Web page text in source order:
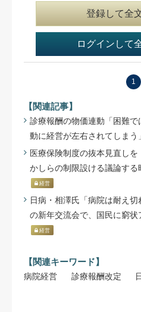
登録して全
ログインして
1
【関連記事】
診療報酬の物価連動「困難
動に経営が左右されてしま
医療保険制度の抜本見直し
かしらの制限設ける議論す
経営
日病・相澤氏「病院は耐え
の新年交流会で、国民に窮
経営
【関連キーワード】
病院経営 診療報酬改定